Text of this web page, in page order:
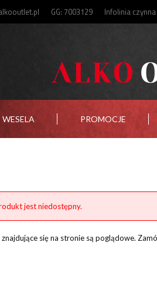
GG: 7003129 Infolinia
PROMOCJE
jest niedostępny.
znajdujące się na stronie są poglądowe.